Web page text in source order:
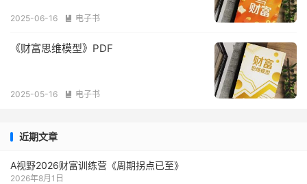
2025-06-16  电子书
《财富思维模型》PDF
2025-05-16  电子书
近期文章
A视野2026财富训练营《周期拐点已至》
2026年8月1日